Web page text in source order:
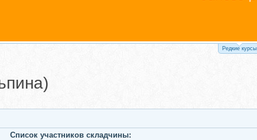
Редкие курсы
Список участников складчины: